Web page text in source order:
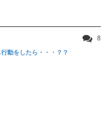
8
動をしたら・・・？？